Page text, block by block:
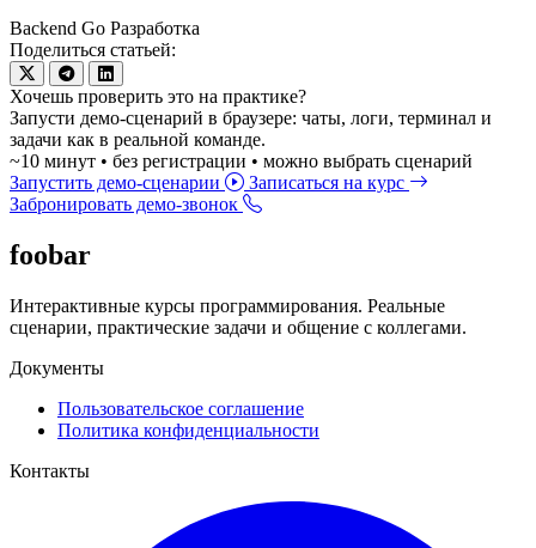
Backend Go Разработка
Поделиться статьей:
Хочешь проверить это на практике?
Запусти демо-сценарий в браузере: чаты, логи, терминал и
задачи как в реальной команде.
~10 минут • без регистрации • можно выбрать сценарий
Запустить демо-сценарии
Записаться на курс
Забронировать демо-звонок
foobar
Интерактивные курсы программирования. Реальные
сценарии, практические задачи и общение с коллегами.
Документы
Пользовательское соглашение
Политика конфиденциальности
Контакты